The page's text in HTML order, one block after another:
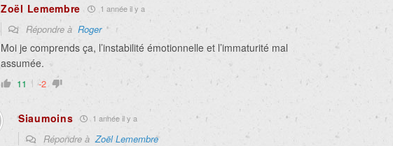
Zoël Lemembre 1 année il y a
Répondre à Roger
Moi je comprends ça, l’instabilité émotionnelle et l’immaturité mal
assumée.
11 -2
Siaumoins 1 année il y a
Répondre àZoël Lemembre